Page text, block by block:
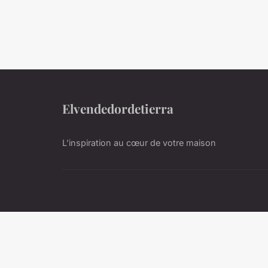
Elvendedordetierra
L’inspiration au cœur de votre maison